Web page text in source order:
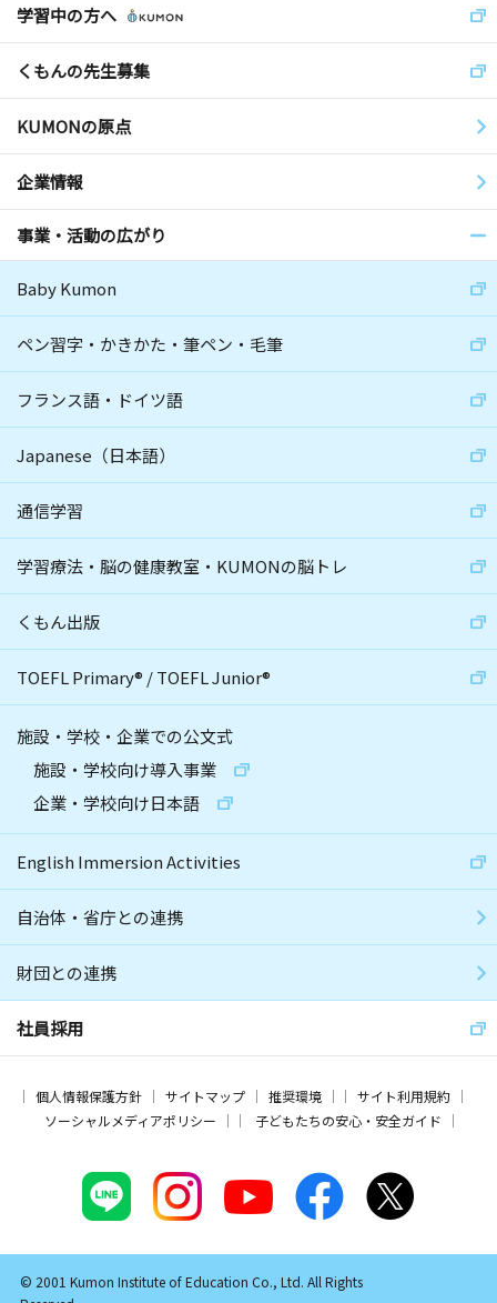
学習中の方へ
くもんの先生募集
KUMONの原点
企業情報
事業・活動の広がり
Baby Kumon
ペン習字・かきかた・筆ペン・毛筆
フランス語・ドイツ語
Japanese（日本語）
通信学習
学習療法・脳の健康教室・KUMONの脳トレ
くもん出版
TOEFL Primary® /TOEFL Junior®
施設・学校・企業での公文式
施設・学校向け導入事業
企業・学校向け日本語
English Immersion Activities
自治体・省庁との連携
財団との連携
社員採用
個人情報保護方針 サイトマップ 推奨環境
サイト利用規約
ソーシャルメディアポリシー
子どもたちの安心・安全ガイド
© 2001 Kumon Institute of Education Co., Ltd. All Rights